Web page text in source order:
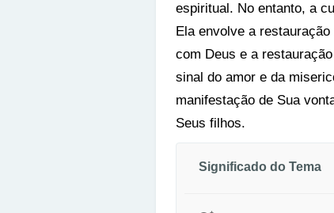
espiritual. No entanto, a
Ela envolve a
com Deus e a
sinal do amor e da
manifestação de Sua
Seus filhos.
Significado do Tema